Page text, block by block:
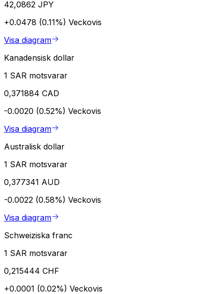
42,0862 JPY
+0.0478 (0.11%) Veckovis
Visa diagram
Kanadensisk dollar
1 SAR motsvarar
0,371884 CAD
-0.0020 (0.52%) Veckovis
Visa diagram
Australisk dollar
1 SAR motsvarar
0,377341 AUD
-0.0022 (0.58%) Veckovis
Visa diagram
Schweiziska franc
1 SAR motsvarar
0,215444 CHF
+0.0001 (0.02%) Veckovis